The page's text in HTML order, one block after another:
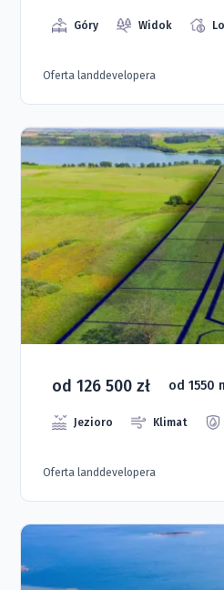
Góry Widok
Oferta landdevelopera
od 126 500 zł od 1550
Jezioro Klimat
Oferta landdevelopera